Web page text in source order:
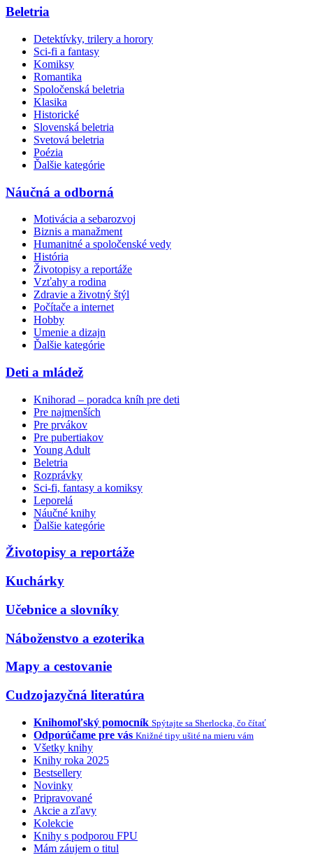
Beletria
Detektívky, trilery a horory
Sci-fi a fantasy
Komiksy
Romantika
Spoločenská beletria
Klasika
Historické
Slovenská beletria
Svetová beletria
Poézia
Ďalšie kategórie
Náučná a odborná
Motivácia a sebarozvoj
Biznis a manažment
Humanitné a spoločenské vedy
História
Životopisy a reportáže
Vzťahy a rodina
Zdravie a životný štýl
Počítače a internet
Hobby
Umenie a dizajn
Ďalšie kategórie
Deti a mládež
Knihorad – poradca kníh pre deti
Pre najmenších
Pre prvákov
Pre pubertiakov
Young Adult
Beletria
Rozprávky
Sci-fi, fantasy a komiksy
Leporelá
Náučné knihy
Ďalšie kategórie
Životopisy a reportáže
Kuchárky
Učebnice a slovníky
Náboženstvo a ezoterika
Mapy a cestovanie
Cudzojazyčná literatúra
Knihomoľský pomocník Spýtajte sa Sherlocka, čo čítať
Odporúčame pre vás Knižné tipy ušité na mieru vám
Všetky knihy
Knihy roka 2025
Bestsellery
Novinky
Pripravované
Akcie a zľavy
Kolekcie
Knihy s podporou FPU
Mám záujem o titul